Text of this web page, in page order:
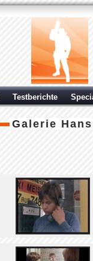
Testberichte
Galerie